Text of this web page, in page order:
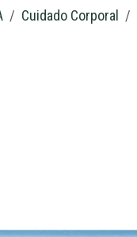
Cuidado Corporal